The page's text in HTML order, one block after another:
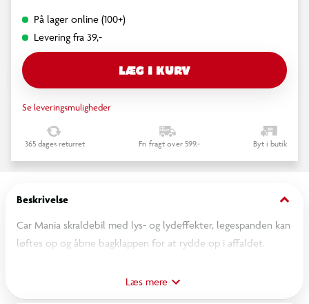
På lager online (100+)
Levering fra 39,-
LÆG I KURV
Se leveringsmuligheder
365 dages returret Fri fragt over 599,- Byt i butik
Beskrivelse keyboard_arrow_down
Car Mania skraldebil med lys- og lydeffekter, legespanden kan
løftes op og åbne bagklappen for at rydde op i affaldet.
Læs mere